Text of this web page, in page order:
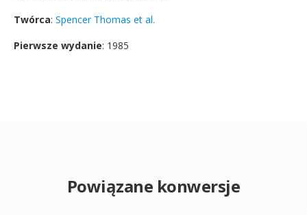
Twórca: Spencer Thomas et al.
Pierwsze wydanie: 1985
Powiązane konwersje